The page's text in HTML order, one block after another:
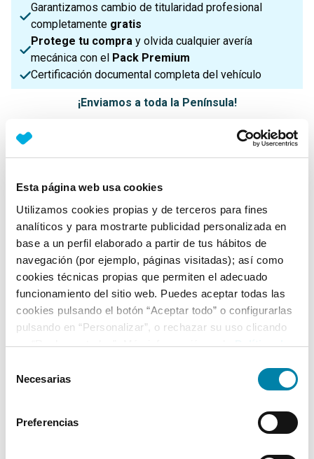
Esta página web usa cookies
Utilizamos cookies propias y de terceros para fines
analíticos y para mostrarte publicidad personalizada en
base a un perfil elaborado a partir de tus hábitos de
navegación (por ejemplo, páginas visitadas); así como
cookies técnicas propias que permiten el adecuado
funcionamiento del sitio web. Puedes aceptar todas las
cookies pulsando el botón “Aceptar todo” o configurarlas
pulsando en “Personalizar”, o rechazar su uso clicando
en “Rechazar todas”. Más información en laPolítica de
Necesarias
Preferencias
Garantizamos cambio de titularidad profesional
completamente gratis
Protege tu compra y olvida cualquier avería
mecánica con el Pack Premium
Certificación documental completa del vehículo
¡Enviamos a toda la Península!
Características principales
Potencia
150 Cv
Procedencia
Nacional
IVA
No Deducible
Nº Asientos
5
Matriculación
19/07/2005
Tracción
Delantera